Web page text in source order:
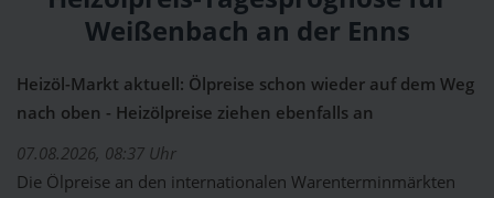
Weißenbach an der Enns
Heizöl-Markt aktuell: Ölpreise schon wieder auf dem Weg
nach oben - Heizölpreise ziehen ebenfalls an
07.08.2026, 08:37 Uhr
Die Ölpreise an den internationalen Warenterminmärkten